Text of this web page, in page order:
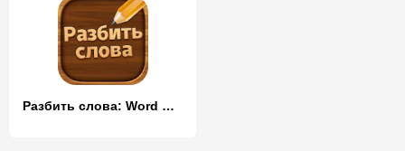
Разбить слова: Word Game